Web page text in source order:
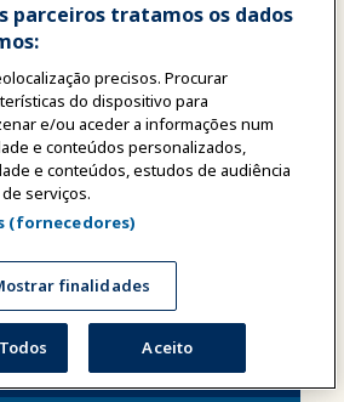
18 - 19, 2026
e inspire-se no maior
em Centros de
Familiar da América Latina
- 19
AGOSTO
parceiros tratamos os dados
precisos. Procurar
do dispositivo para
e/ou aceder a informações num
e conteúdos personalizados,
e conteúdos, estudos de audiência
serviços.
(fornecedores)
finalidades
Aceito